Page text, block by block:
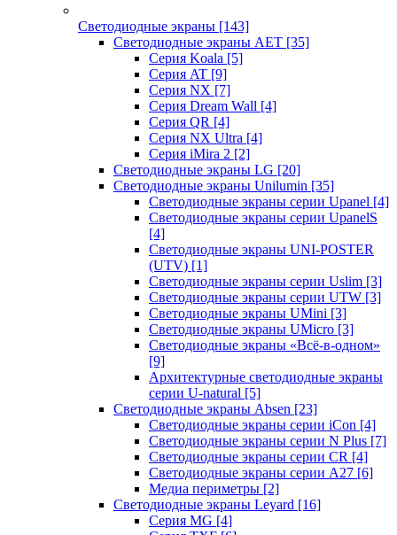
Светодиодные экраны [143]
Светодиодные экраны AET [35]
Cерия Koala [5]
Серия AT [9]
Серия NX [7]
Серия Dream Wall [4]
Серия QR [4]
Серия NX Ultra [4]
Серия iMira 2 [2]
Светодиодные экраны LG [20]
Светодиодные экраны Unilumin [35]
Светодиодные экраны серии Upanel [4]
Светодиодные экраны серии UpanelS
[4]
Светодиодные экраны UNI-POSTER
(UTV) [1]
Светодиодные экраны серии Uslim [3]
Светодиодные экраны серии UTW [3]
Светодиодные экраны UMini [3]
Светодиодные экраны UMicro [3]
Светодиодные экраны «Всё-в-одном»
[9]
Архитектурные светодиодные экраны
серии U-natural [5]
Светодиодные экраны Absen [23]
Светодиодные экраны серии iCon [4]
Светодиодные экраны серии N Plus [7]
Светодиодные экраны серии CR [4]
Светодиодные экраны серии А27 [6]
Медиа периметры [2]
Светодиодные экраны Leyard [16]
Серия MG [4]